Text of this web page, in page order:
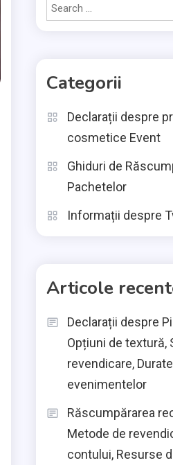
Categorii
Declarații despre
cosmetice Event
Ghiduri de
Pachetelor
Informații despre
Articole
Declarații despre
Opțiuni de textură,
revendicare,
evenimentelor
Răscumpărarea
Metode de
contului, Resurse